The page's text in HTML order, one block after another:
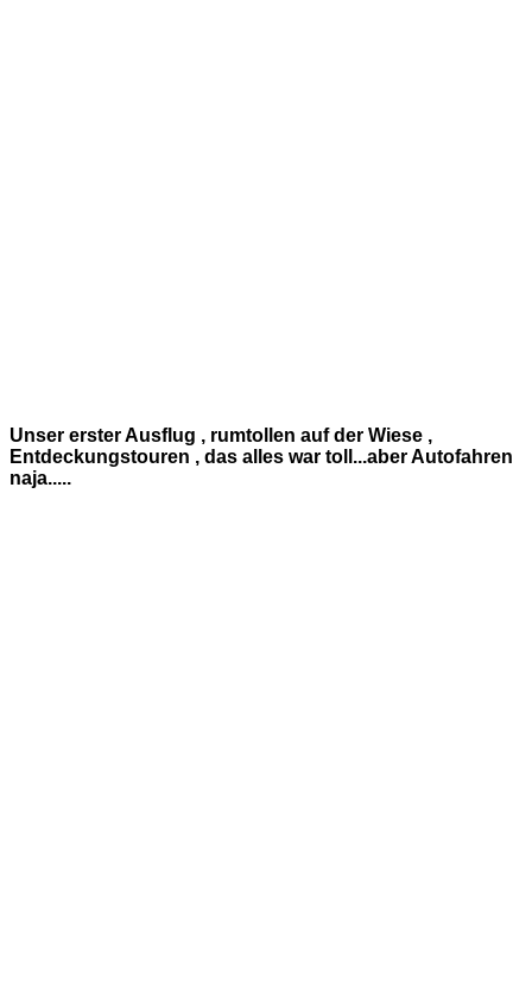
Unser erster Ausflug , rumtollen auf der Wiese ,
Entdeckungstouren , das alles war toll...aber Autofahren
naja.....